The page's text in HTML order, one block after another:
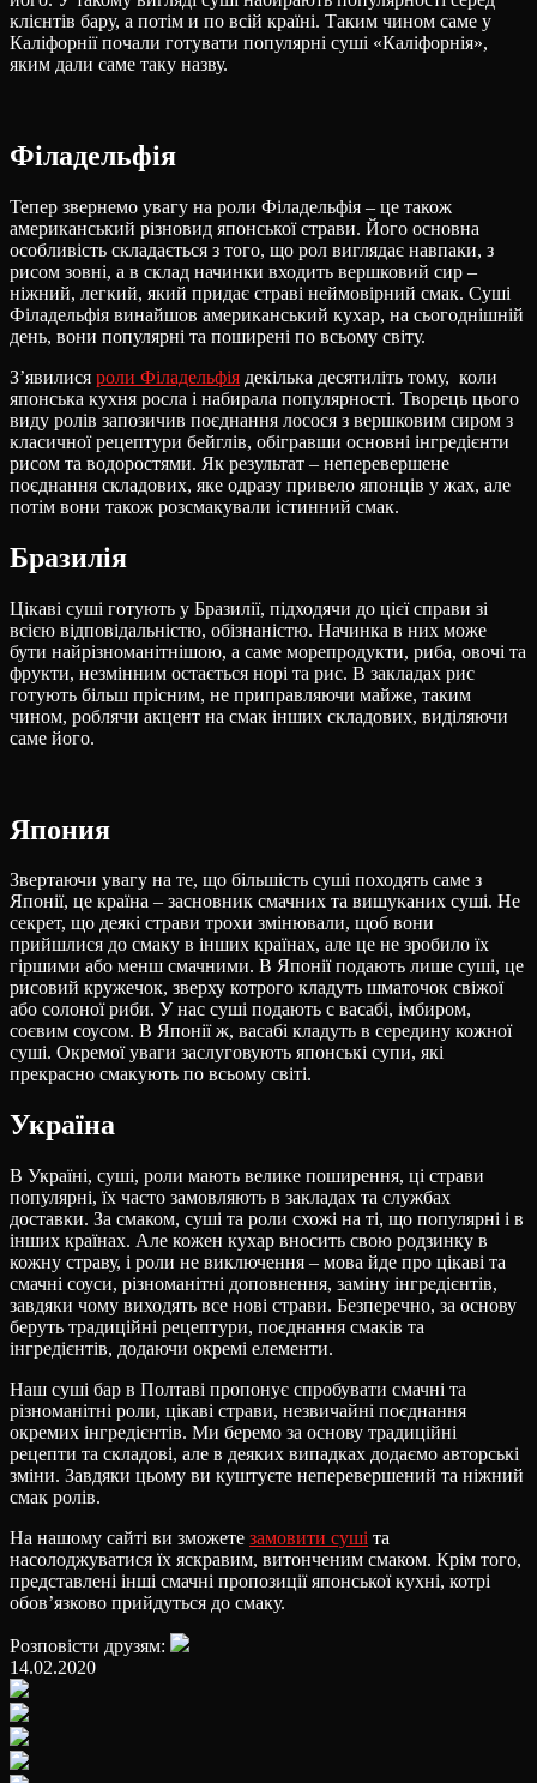
клієнтів бару, а потім и по всій країні. Таким чином саме у
Каліфорнії почали готувати популярні суші «Каліфорнія»,
яким дали саме таку назву.
Філадельфія
Тепер звернемо увагу на роли Філадельфія – це також
американський різновид японської страви. Його основна
особливість складається з того, що рол виглядає навпаки, з
рисом зовні, а в склад начинки входить вершковий сир –
ніжний, легкий, який придає страві неймовірний смак. Суші
Філадельфія винайшов американський кухар, на сьогоднішній
день, вони популярні та поширені по всьому світу.
З’явилися роли Філадельфія декілька десятиліть тому, коли
японська кухня росла і набирала популярності. Творець цього
виду ролів запозичив поєднання лосося з вершковим сиром з
класичної рецептури бейглів, обігравши основні інгредієнти
рисом та водоростями. Як результат – неперевершене
поєднання складових, яке одразу привело японців у жах, але
потім вони також розсмакували істинний смак.
Бразилія
Цікаві суші готують у Бразилії, підходячи до цієї справи зі
всією відповідальністю, обізнаністю. Начинка в них може
бути найрізноманітнішою, а саме морепродукти, риба, овочі та
фрукти, незмінним остається норі та рис. В закладах рис
готують більш прісним, не приправляючи майже, таким
чином, роблячи акцент на смак інших складових, виділяючи
саме його.
Япония
Звертаючи увагу на те, що більшість суші походять саме з
Японії, це країна – засновник смачних та вишуканих суші. Не
секрет, що деякі страви трохи змінювали, щоб вони
прийшлися до смаку в інших країнах, але це не зробило їх
гіршими або менш смачними. В Японії подають лише суші, це
рисовий кружечок, зверху котрого кладуть шматочок свіжої
або солоної риби. У нас суші подають с васабі, імбиром,
соєвим соусом. В Японії ж, васабі кладуть в середину кожної
суші. Окремої уваги заслуговують японські супи, які
прекрасно смакують по всьому світі.
Україна
В Україні, суші, роли мають велике поширення, ці страви
популярні, їх часто замовляють в закладах та службах
доставки. За смаком, суші та роли схожі на ті, що популярні і в
інших країнах. Але кожен кухар вносить свою родзинку в
кожну страву, і роли не виключення – мова йде про цікаві та
смачні соуси, різноманітні доповнення, заміну інгредієнтів,
завдяки чому виходять все нові страви. Безперечно, за основу
беруть традиційні рецептури, поєднання смаків та
інгредієнтів, додаючи окремі елементи.
Наш суші бар в Полтаві пропонує спробувати смачні та
різноманітні роли, цікаві страви, незвичайні поєднання
окремих інгредієнтів. Ми беремо за основу традиційні
рецепти та складові, але в деяких випадках додаємо авторські
зміни. Завдяки цьому ви куштуєте неперевершений та ніжний
смак ролів.
На нашому сайті ви зможете замовити суші та
насолоджуватися їх яскравим, витонченим смаком. Крім того,
представлені інші смачні пропозиції японської кухні, котрі
обов’язково прийдуться до смаку.
Розповісти друзям:
14.02.2020